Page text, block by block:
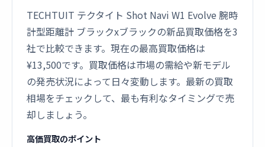
TECHTUIT テクタイト Shot Navi W1 Evolve 腕時
計型距離計 ブラックxブラックの新品買取価格を3
社で比較できます。現在の最高買取価格は
¥13,500です。買取価格は市場の需給や新モデル
の発売状況によって日々変動します。最新の買取
相場をチェックして、最も有利なタイミングで売
却しましょう。
高価買取のポイント